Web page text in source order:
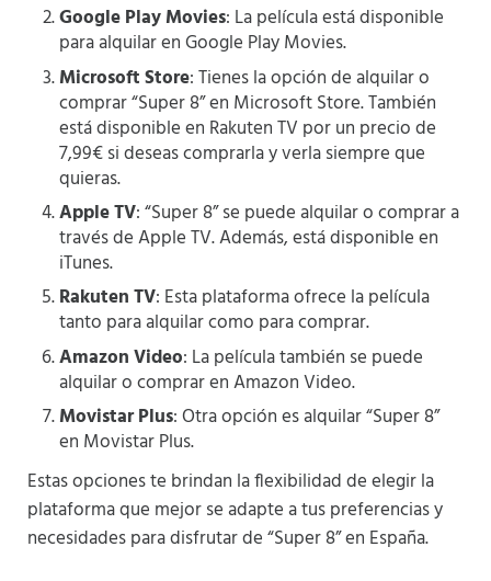
Google Play Movies: La película está disponible
para alquilar en Google Play Movies​​.
Microsoft Store: Tienes la opción de alquilar o
comprar “Super 8” en Microsoft Store. También
está disponible en Rakuten TV por un precio de
7,99€ si deseas comprarla y verla siempre que
quieras​​.
Apple TV: “Super 8” se puede alquilar o comprar a
través de Apple TV. Además, está disponible en
iTunes​​.
Rakuten TV: Esta plataforma ofrece la película
tanto para alquilar como para comprar​​.
Amazon Video: La película también se puede
alquilar o comprar en Amazon Video​​.
Movistar Plus: Otra opción es alquilar “Super 8”
en Movistar Plus​​.
Estas opciones te brindan la flexibilidad de elegir la
plataforma que mejor se adapte a tus preferencias y
necesidades para disfrutar de “Super 8” en España.